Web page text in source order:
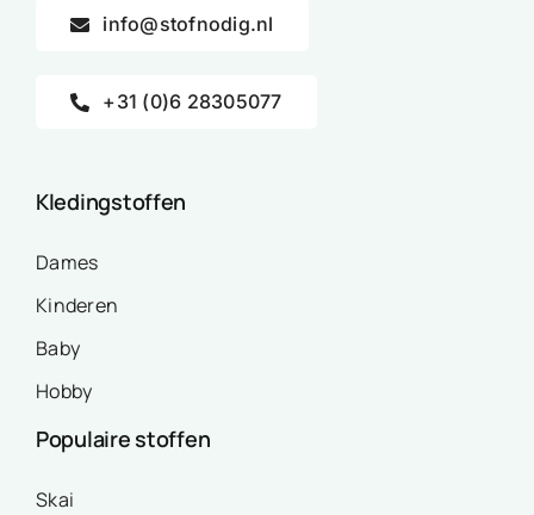
info@stofnodig.nl
+31 (0)6 28305077
Kledingstoffen
Dames
Kinderen
Baby
Hobby
Populaire stoffen
Skai